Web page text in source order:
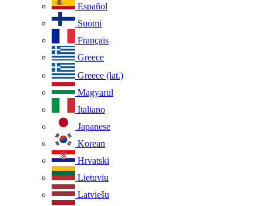
Español
Suomi
Français
Greece
Greece (lat.)
Magyarul
Italiano
Japanese
Korean
Hrvatski
Lietuviu
Latviešu